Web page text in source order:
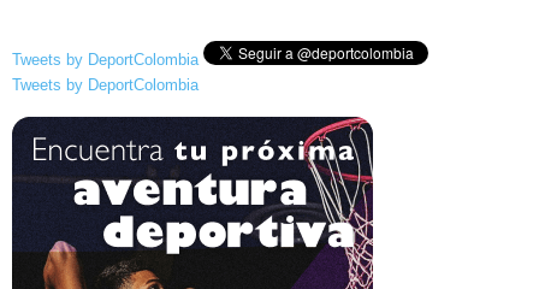
Tweets by DeportColombia
Tweets by DeportColombia